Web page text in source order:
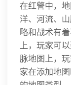
在红警中，
洋、河流、
略和战术有
上，玩家可
脉地图上，
家在添加地